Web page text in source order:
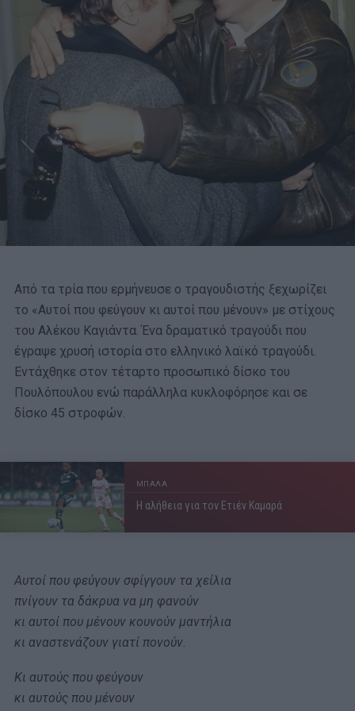
Από τα τρία που ερμήνευσε ο τραγουδιστής ξεχωρίζει
το «Αυτοί που φεύγουν κι αυτοί που μένουν» με στίχους
του Αλέκου Καγιάντα. Ένα δραματικό τραγούδι που
έγραψε χρυσή ιστορία στο ελληνικό λαϊκό τραγούδι.
Εντάχθηκε στον τέταρτο προσωπικό δίσκο του
Πουλόπουλου ενώ παράλληλα κυκλοφόρησε και σε
δίσκο 45 στροφών.
ΜΠΑΛΑ
Η αλήθεια για τον Ετιέν Καμαρά
Αυτοί που φεύγουν σφίγγουν τα χείλια
πνίγουν τα δάκρυα να μη φανούν
κι αυτοί που μένουν κουνούν μαντήλια
κι αναστενάζουν γιατί πονούν.
Κι αυτούς που φεύγουν
κι αυτούς που μένουν